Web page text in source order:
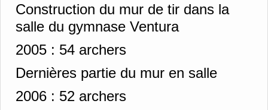
Construction du mur de tir dans la
salle du gymnase Ventura
2005 : 54 archers
Dernières partie du mur en salle
2006 : 52 archers